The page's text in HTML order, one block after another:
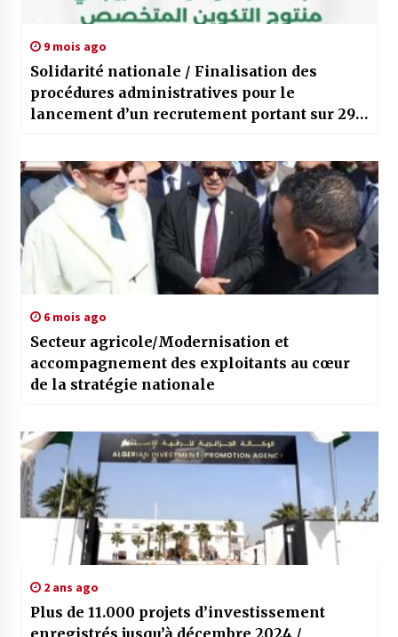
9 mois ago
Solidarité nationale / Finalisation des
procédures administratives pour le
lancement d’un recrutement portant sur 290
6 mois ago
Secteur agricole/Modernisation et
accompagnement des exploitants au cœur
de la stratégie nationale
2 ans ago
Plus de 11.000 projets d’investissement